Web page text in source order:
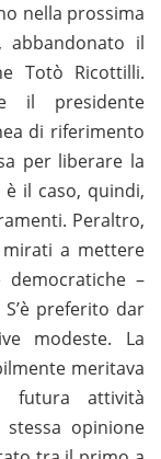
nella prossima
abbandonato il
Totò Ricottilli.
il presidente
di riferimento
per liberare la
il caso, quindi,
Peraltro,
a mettere
–
preferito dar
modeste. La
meritava
futura attività
opinione